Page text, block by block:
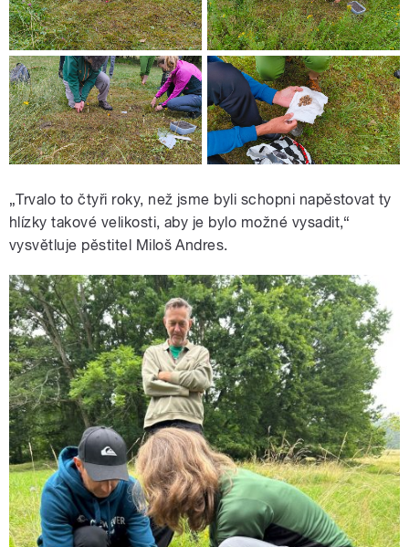
„Trvalo to čtyři roky, než jsme byli schopni napěstovat ty
hlízky takové velikosti, aby je bylo možné vysadit,“
vysvětluje pěstitel Miloš Andres.